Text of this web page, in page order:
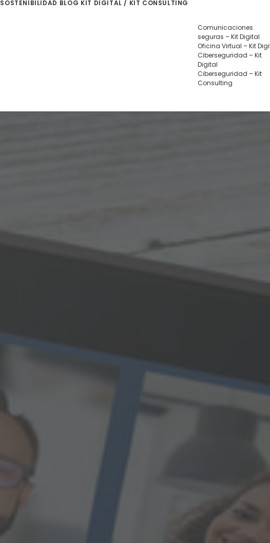
SOSTENIBILIDAD BLOG KIT DIGITAL / KIT CONSULTING
Comunicaciones
seguras – Kit Digital
Oficina Virtual – Kit
Ciberseguridad – Kit
Digital
Ciberseguridad – Kit
Consulting